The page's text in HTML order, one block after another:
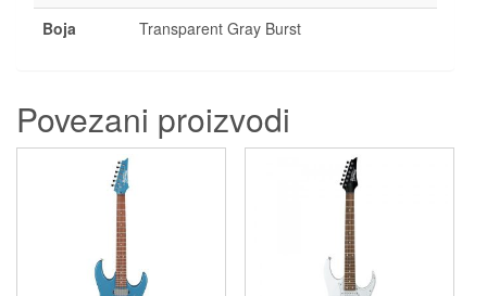
Boja Transparent Gray Burst
Povezani proizvodi